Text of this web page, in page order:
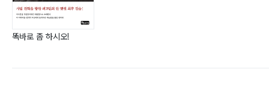
똑바로 좀 하시오!